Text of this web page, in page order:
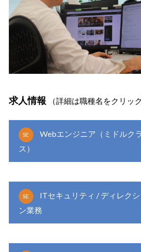
求人情報 （詳細は職種名をクリック
SE
Webエンジニア（ミドルク
ス）
SE
ITセキュリティ / ディレクシ
ン業務